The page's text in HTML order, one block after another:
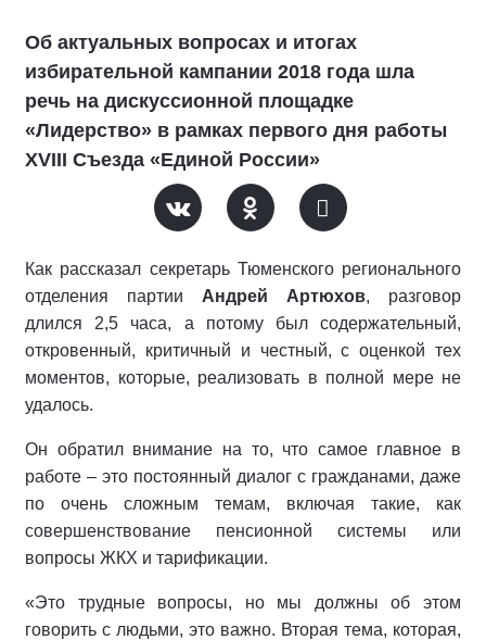
Об актуальных вопросах и итогах
избирательной кампании 2018 года шла
речь на дискуссионной площадке
«Лидерство» в рамках первого дня работы
XVIII Съезда «Единой России»
Как рассказал секретарь Тюменского регионального
отделения партии Андрей Артюхов, разговор
длился 2,5 часа, а потому был содержательный,
откровенный, критичный и честный, с оценкой тех
моментов, которые, реализовать в полной мере не
удалось.
Он обратил внимание на то, что самое главное в
работе – это постоянный диалог с гражданами, даже
по очень сложным темам, включая такие, как
совершенствование пенсионной системы или
вопросы ЖКХ и тарификации.
«Это трудные вопросы, но мы должны об этом
говорить с людьми, это важно. Вторая тема, которая,